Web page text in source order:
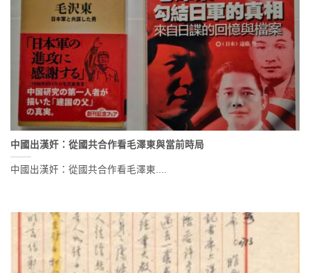
中國出漢奸：從國共合作看毛澤東與當前時局
中國出漢奸：從國共合作看毛澤東....